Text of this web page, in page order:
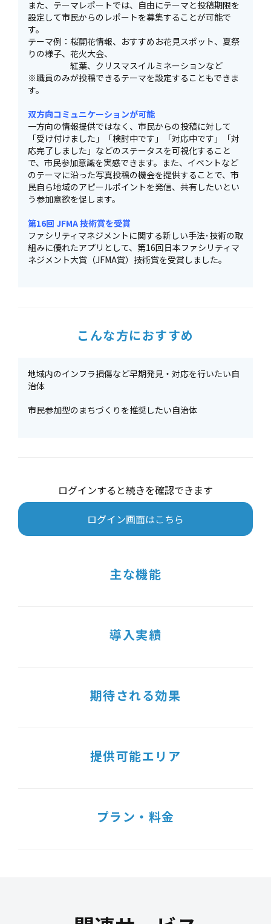
また、テーマレポートでは、自由にテーマと投稿期限を
設定して市民からのレポートを募集することが可能で
す。
テーマ例：桜開花情報、おすすめお花見スポット、夏祭
りの様子、花火大会、
紅葉、クリスマスイルミネーションなど
※職員のみが投稿できるテーマを設定することもできま
す。
双方向コミュニケーションが可能
一方向の情報提供ではなく、市民からの投稿に対して
「受け付けました」「検討中です」「対応中です」「対
応完了しました」などのステータスを可視化すること
で、市民参加意識を実感できます。また、イベントなど
のテーマに沿った写真投稿の機会を提供することで、市
民自ら地域のアピールポイントを発信、共有したいとい
う参加意欲を促します。
第16回 JFMA 技術賞を受賞
ファシリティマネジメントに関する新しい手法･技術の取
組みに優れたアプリとして、第16回日本ファシリティマ
ネジメント大賞（JFMA賞）技術賞を受賞しました。
こんな方におすすめ
地域内のインフラ損傷など早期発見・対応を行いたい自
治体
市民参加型のまちづくりを推奨したい自治体
ログインすると続きを確認できます
ログイン画面はこちら
主な機能
導入実績
期待される効果
提供可能エリア
プラン・料金